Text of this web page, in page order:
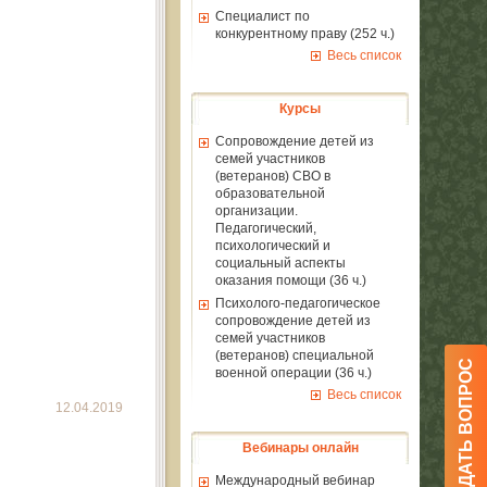
Специалист по
конкурентному праву (252 ч.)
Весь список
Курсы
Сопровождение детей из
семей участников
(ветеранов) СВО в
образовательной
организации.
Педагогический,
психологический и
социальный аспекты
оказания помощи (36 ч.)
Психолого-педагогическое
сопровождение детей из
семей участников
(ветеранов) специальной
военной операции (36 ч.)
Весь список
Вебинары онлайн
Международный вебинар
12.04.2019 ЗАДАТЬ ВОПРОС